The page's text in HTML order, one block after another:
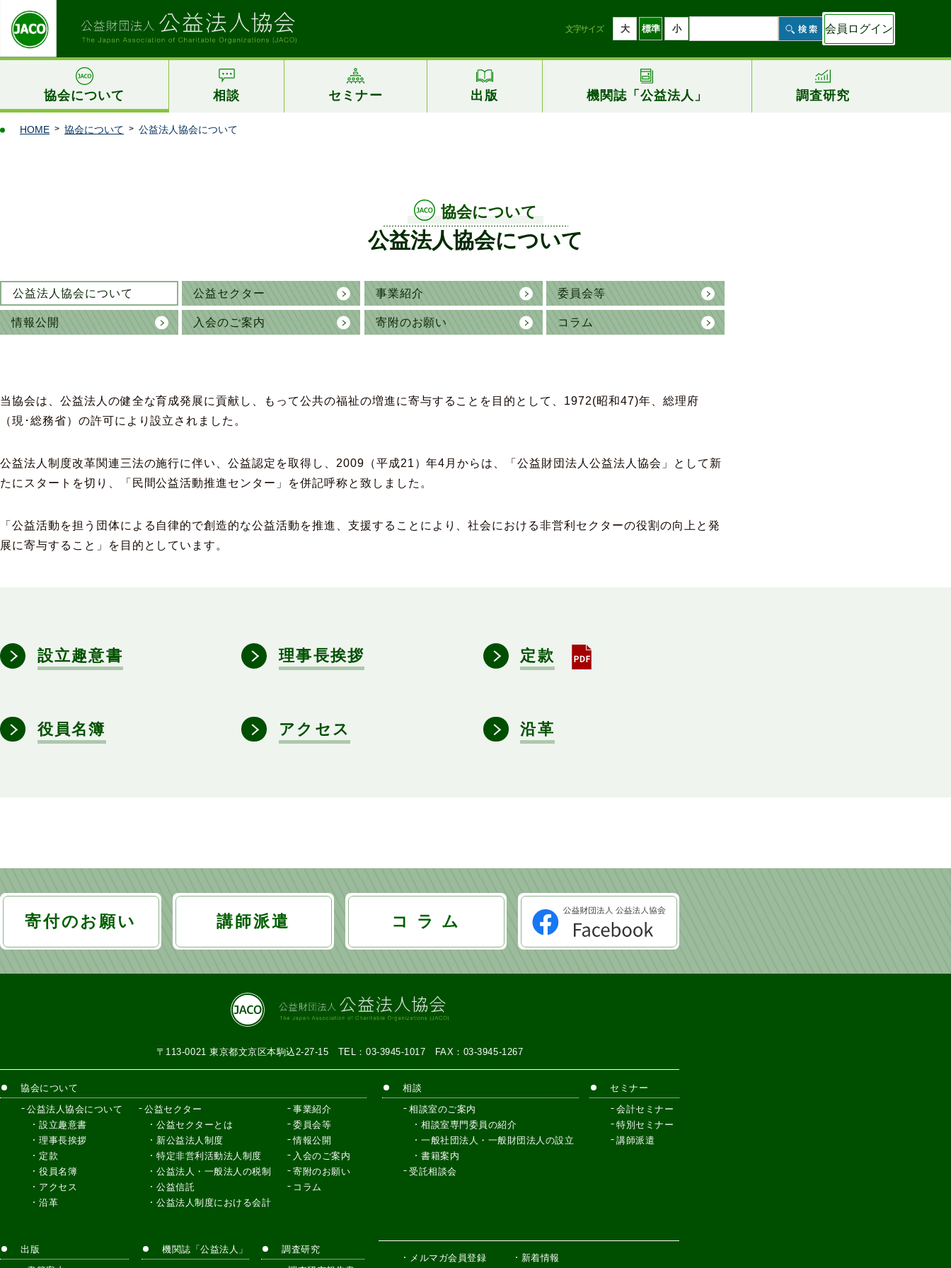
文字サイズ 大 標準 小 会員ログイン
協会について 相談 セミナー 出版 機関誌「公益法人」 調査研究
HOME 協会について 公益法人協会について
協会について
公益法人協会について
公益法人協会について 公益セクター 事業紹介 委員会等
情報公開 入会のご案内 寄附のお願い コラム
当協会は、公益法人の健全な育成発展に貢献し、もって公共の福祉の増進に寄与することを目的として、1972(昭和47)年、総理府
（現･総務省）の許可により設立されました。
公益法人制度改革関連三法の施行に伴い、公益認定を取得し、2009（平成21）年4月からは、「公益財団法人公益法人協会」として新
たにスタートを切り、「民間公益活動推進センター」を併記呼称と致しました。
「公益活動を担う団体による自律的で創造的な公益活動を推進、支援することにより、社会における非営利セクターの役割の向上と発
展に寄与すること」を目的としています。
設立趣意書 理事長挨拶 定款
役員名簿 アクセス 沿革
寄付のお願い 講師派遣 コ ラ ム
〒113-0021 東京都文京区本駒込2-27-15 TEL：03-3945-1017 FAX：03-3945-1267
協会について
公益法人協会について
設立趣意書
理事長挨拶
定款
役員名簿
アクセス
沿革
公益セクター
公益セクターとは
新公益法人制度
特定非営利活動法人制度
公益法人・一般法人の税制
公益信託
公益法人制度における会計
事業紹介
委員会等
情報公開
入会のご案内
寄附のお願い
コラム
相談
相談室のご案内
相談室専門委員の紹介
一般社団法人・一般財団法人の設立
書籍案内
受託相談会
セミナー
会計セミナー
特別セミナー
講師派遣
出版
機関誌「公益法人」
調査研究
メルマガ会員登録
新着情報